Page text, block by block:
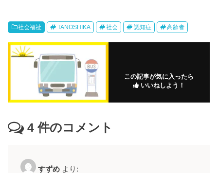
社会福祉 TANOSHIKA 社会 認知症 高齢者
この記事が気に入ったら
いいねしよう！
4 件のコメント
すずめ より: